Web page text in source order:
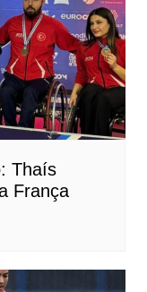
Thaís
França